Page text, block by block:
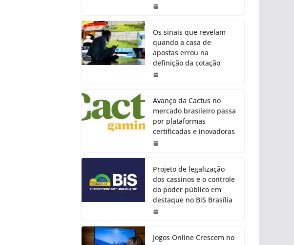
Os sinais que revelam
quando a casa de
apostas errou na
definição da cotação
Avanço da Cactus no
mercado brasileiro passa
por plataformas
certificadas e inovadoras
Projeto de legalização
dos cassinos e o controle
do poder público em
destaque no BiS Brasília
Jogos Online Crescem no